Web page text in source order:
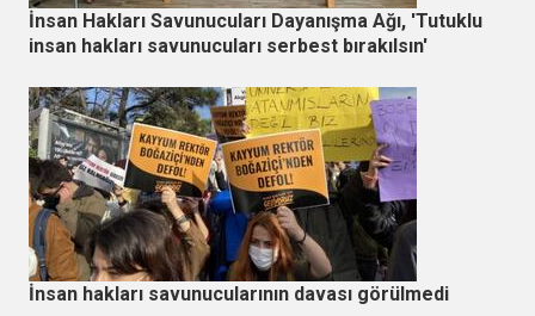
İnsan Hakları Savunucuları Dayanışma Ağı, 'Tutuklu
insan hakları savunucuları serbest bırakılsın'
İnsan hakları savunucularının davası görülmedi